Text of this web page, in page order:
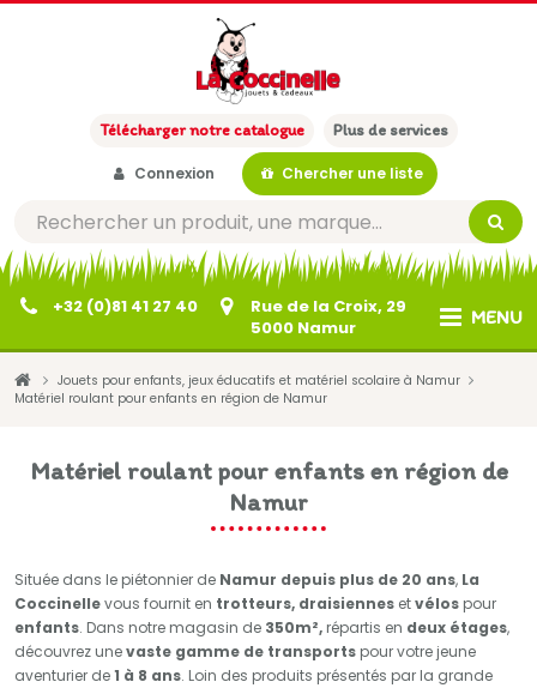
Télécharger notre catalogue Plus de services
Connexion Chercher une liste
MENU
+32 (0)81 41 27 40
Rue de la Croix, 29
5000 Namur
Jouets pour enfants, jeux éducatifs et matériel scolaire à Namur
Matériel roulant pour enfants en région de Namur
Matériel roulant pour enfants en région de
Namur
Située dans le piétonnier de Namur depuis plus de 20 ans, La
Coccinellevous fournit en trotteurs, draisiennes etvélos pour
enfants. Dans notre magasin de 350m², répartis en deux étages,
découvrez unevaste gamme de transports pour votre jeune
aventurier de1 à 8 ans. Loin des produits présentés par la grande